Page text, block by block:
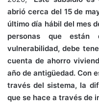
abrió cerca del 15 de
último día hábil del mes
personas que
vulnerabilidad, debe
cuenta de ahorro
año de antigüedad. Con
través del sistema, la
que se hace a través de